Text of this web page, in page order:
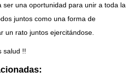
ser una oportunidad para unir a toda la
juntos como una forma de
un rato juntos ejercitándose.
salud !!